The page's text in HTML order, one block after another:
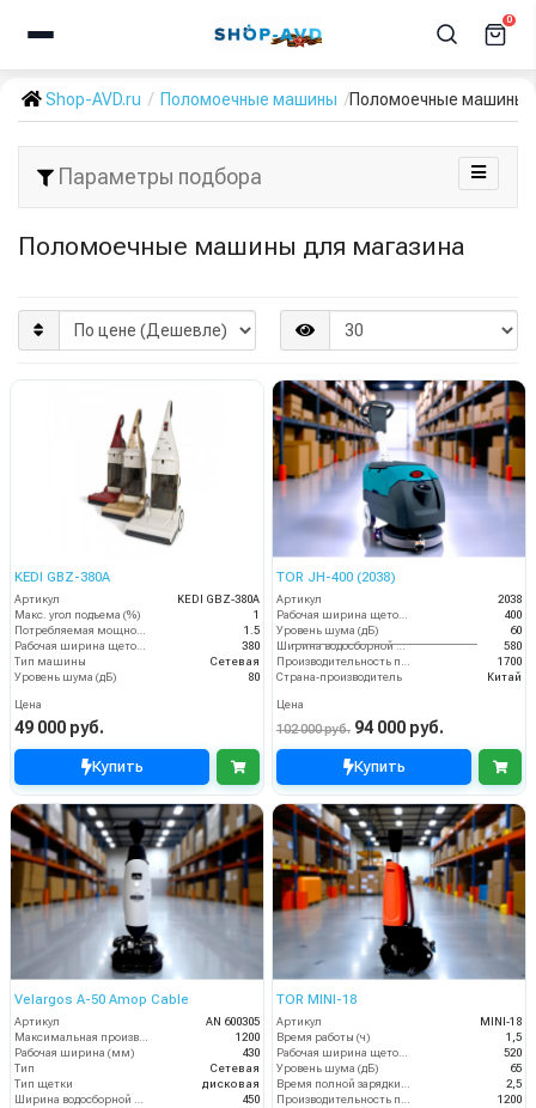
0
Shop-AVD.ru Поломоечные машины Поломоечные машины
Параметры подбора
Поломоечные машины для магазина
KEDI GBZ-380A
Артикул
KEDI GBZ-380A
Макс. угол подъема (%)
1
1.5
380
Тип машины
Сетевая
Уровень шума (дБ)
80
Цена
49 000 руб.
Купить
TOR JH-400 (2038)
Артикул
2038
400
Уровень шума (дБ)
60
Ширина водосборной рейки
580
1700
Страна-производитель
Китай
Цена
102 000 руб. 94 000 руб.
Купить
Velargos A-50 Amop Cable
Артикул
AN 600305
Максимальная производительность (кв.м/час)
1200
Рабочая ширина (мм)
430
Тип
Сетевая
Тип щетки
дисковая
Ширина водосборной рейки
450
TOR MINI-18
Артикул
MINI-18
Время работы (ч)
1,5
Рабочая ширина щеток (мм)
520
Уровень шума (дБ)
65
Время полной зарядки аккумулятора (ч)
2,5
Производительность по площади (м2/ч)
1200